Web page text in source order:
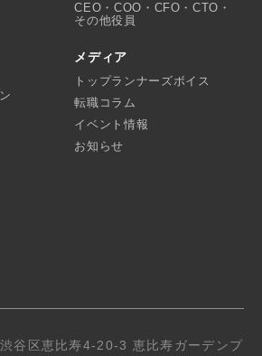
CEO・COO・CFO・CTO・
その他役員
メディア
トップランナーズボイス
転職コラム
イベント情報
お知らせ
谷区恵比寿4-20-3 恵比寿ガーデンプ